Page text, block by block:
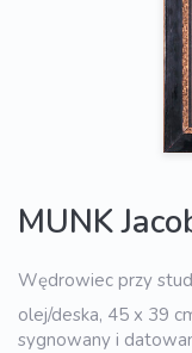
MUNK
Wędrowiec przy
olej/deska, 45 x 39
sygnowany i